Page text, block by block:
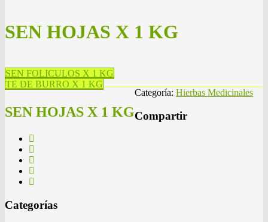
SEN HOJAS X 1 KG
SEN FOLICULOS X 1 KG
TE DE BURRO X 1 KG
SEN HOJAS X 1 KG
Categoría: Hierbas Medicinales
Compartir
Categorías